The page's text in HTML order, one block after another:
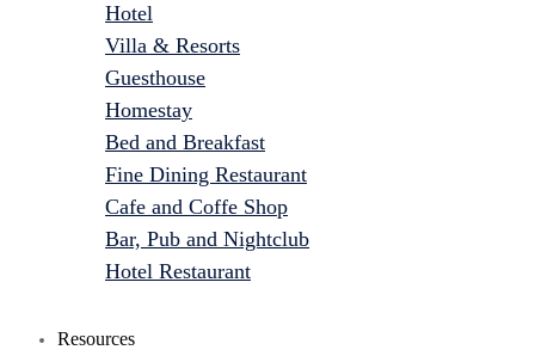
Hotel
Villa & Resorts
Guesthouse
Homestay
Bed and Breakfast
Fine Dining Restaurant
Cafe and Coffe Shop
Bar, Pub and Nightclub
Hotel Restaurant
Resources